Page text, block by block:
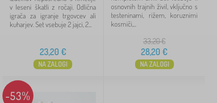
Vrsta ponudbe
Oznake
Preklicati FILTRIRANJE
v leseni škatli z ročaji. Odlična
igrača za igranje trgovcev ali
kuharjev. Set vsebuje 2 jajci, 2...
23,20 €
NA ZALOGI
osnovnih trajnih živil, vključno s
testeninami, rižem, koruznimi
kosmiči,...
33,20€
28,20 €
NA ZALOGI
-53%